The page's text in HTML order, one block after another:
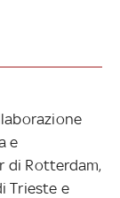
e
di Rotterdam,
Trieste e